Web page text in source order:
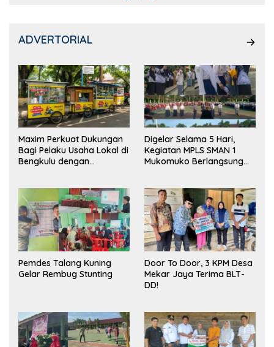
ADVERTORIAL
Maxim Perkuat Dukungan
Bagi Pelaku Usaha Lokal di
Bengkulu dengan
Pasar
Digelar Selama 5 Hari,
Kegiatan MPLS SMAN 1
Mukomuko Berlangsung
Pemdes Talang Kuning
Gelar Rembug Stunting
Door To Door, 3 KPM Desa
Mekar Jaya Terima BLT-
DD!